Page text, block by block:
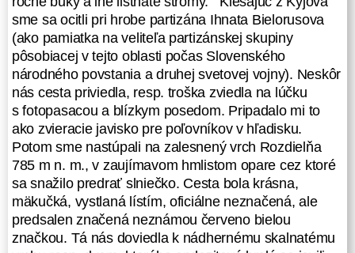
vody. Po pár desiatkoch metrov sme
odbočili zo značkovaného chodníka
smerom k vojenskému obvodu
Valaškovce. V tejto neznačkovej
zóne sme zotrvali až do
nasledujúceho poludnia. Cesta však
bola jasná a doviedla nás k prvej
zemľanke, na hranicu vojenského
obvodu. Zemľanka bola útulná, aj
posedenie pri nej, dokonca
studnička. Chvíľu sme zvažovali, či
neostať, ale čas sme mali výborný
niečo po 14 00 bolo, tak sme
takmer hodinku posedeli, pojedli čo
sme sa ocitli pri hrobe partizána Ihnata Bielorusova
(ako pamiatka na veliteľa partizánskej skupiny
pôsobiacej v tejto oblasti počas Slovenského
národného povstania a druhej svetovej vojny). Neskôr
nás cesta priviedla, resp. troška zviedla na lúčku
s fotopasacou a blízkym posedom. Pripadalo mi to
ako zvieracie javisko pre poľovníkov v hľadisku.
Potom sme nastúpali na zalesnený vrch Rozdielňa
785 m n. m., v zaujímavom hmlistom opare cez ktoré
sa snažilo predrať slniečko. Cesta bola krásna,
mäkučká, vystlaná lístím, oficiálne neznačená, ale
predsalen značená neznámou červeno bielou
značkou. Tá nás doviedla k nádhernému skalnatému